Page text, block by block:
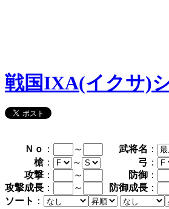
戦国IXA(イクサ)
Ｎｏ ： ～ 武将名 ：
槍 ： ～ 弓 ：
攻撃 ： ～ 防御 ：
攻撃成長 ： ～ 防御成長 ：
ソート ：